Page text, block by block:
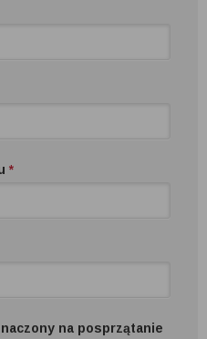
*
na posprzątanie